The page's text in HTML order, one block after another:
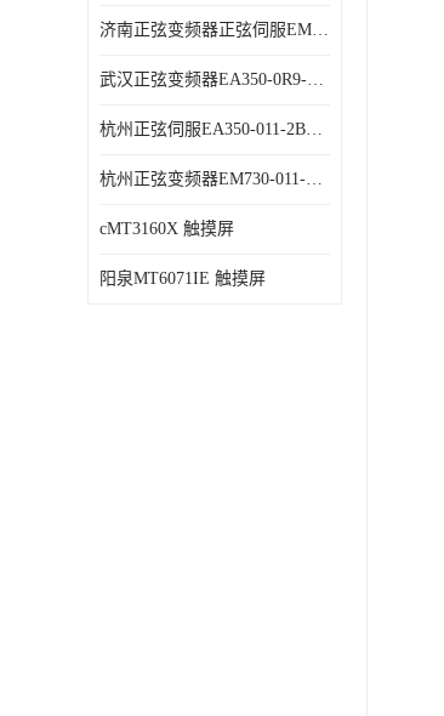
济南正弦变频器正弦伺服EM730-315-3代理商 变频器 代理商销售
武汉正弦变频器EA350-0R9-1B代理商 变频器 代理商销售
杭州正弦伺服EA350-011-2B代理商 变频器 代理商销售
杭州正弦变频器EM730-011-3B代理商 变频器 代理商销售
cMT3160X 触摸屏
阳泉MT6071IE 触摸屏